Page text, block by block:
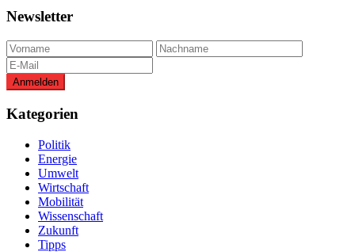
Newsletter
Kategorien
Politik
Energie
Umwelt
Wirtschaft
Mobilität
Wissenschaft
Zukunft
Tipps